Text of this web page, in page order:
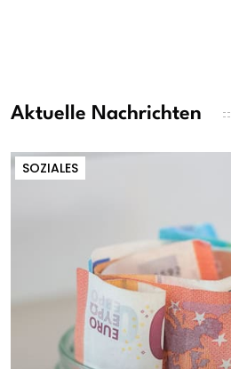
Aktuelle Nachrichten
SOZIALES